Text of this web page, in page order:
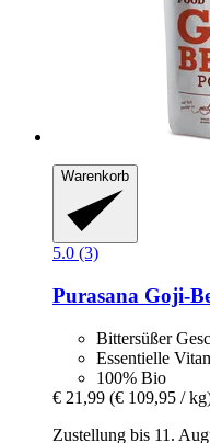
Warenkorb
5.0 (3)
Purasana Goji-​
Bittersüßer
Essentielle
100% Bio
€ 21,99 (€ 109,95 /
Zustellung bis 11.